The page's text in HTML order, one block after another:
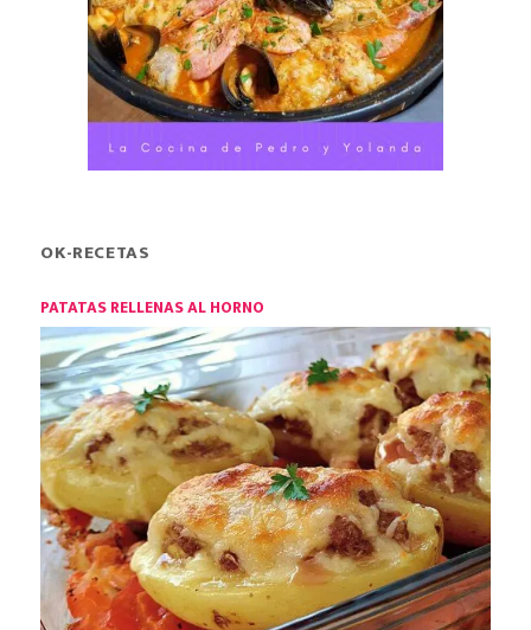
OK-RECETAS
PATATAS RELLENAS AL HORNO